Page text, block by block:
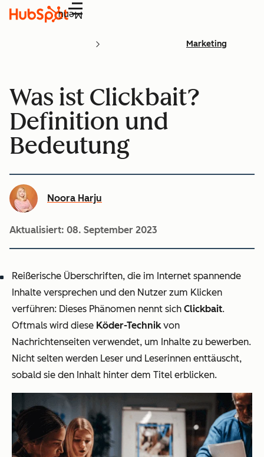
Menü
Marketing
Was ist Clickbait?
Definition und
Bedeutung
Noora Harju
Aktualisiert: 08. September 2023
Reißerische Überschriften, die im Internet spannende
Inhalte versprechen und den Nutzer zum Klicken
verführen: Dieses Phänomen nennt sich Clickbait.
Oftmals wird diese Köder-Technikvon
Nachrichtenseiten verwendet, um Inhalte zu bewerben.
Nicht selten werden Leser und Leserinnen enttäuscht,
sobald sie den Inhalt hinter dem Titel erblicken.